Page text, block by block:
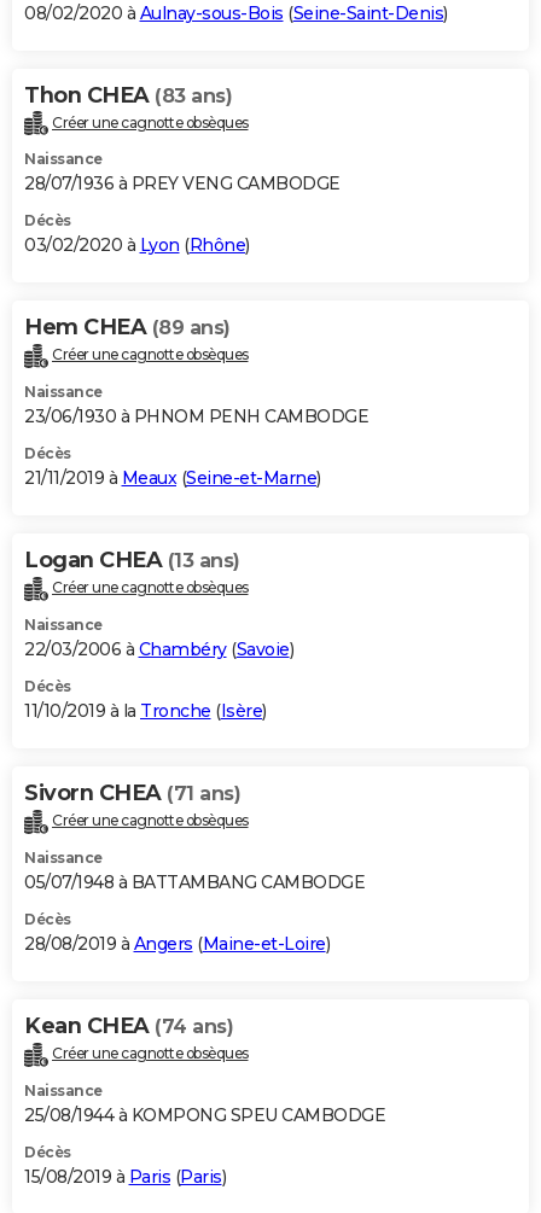
08/02/2020 à Aulnay-sous-Bois (Seine-Saint-Denis)
Thon CHEA (83 ans)
Créer une cagnotte obsèques
Naissance
28/07/1936 à PREY VENG CAMBODGE
Décès
03/02/2020 à Lyon (Rhône)
Hem CHEA (89 ans)
Créer une cagnotte obsèques
Naissance
23/06/1930 à PHNOM PENH CAMBODGE
Décès
21/11/2019 à Meaux(Seine-et-Marne)
Logan CHEA (13 ans)
Créer une cagnotte obsèques
Naissance
22/03/2006 à Chambéry(Savoie)
Décès
11/10/2019 à la Tronche (Isère)
Sivorn CHEA (71 ans)
Créer une cagnotte obsèques
Naissance
05/07/1948 à BATTAMBANG CAMBODGE
Décès
28/08/2019 à Angers (Maine-et-Loire)
Kean CHEA (74 ans)
Créer une cagnotte obsèques
Naissance
25/08/1944 à KOMPONG SPEU CAMBODGE
Décès
15/08/2019 à Paris (Paris)